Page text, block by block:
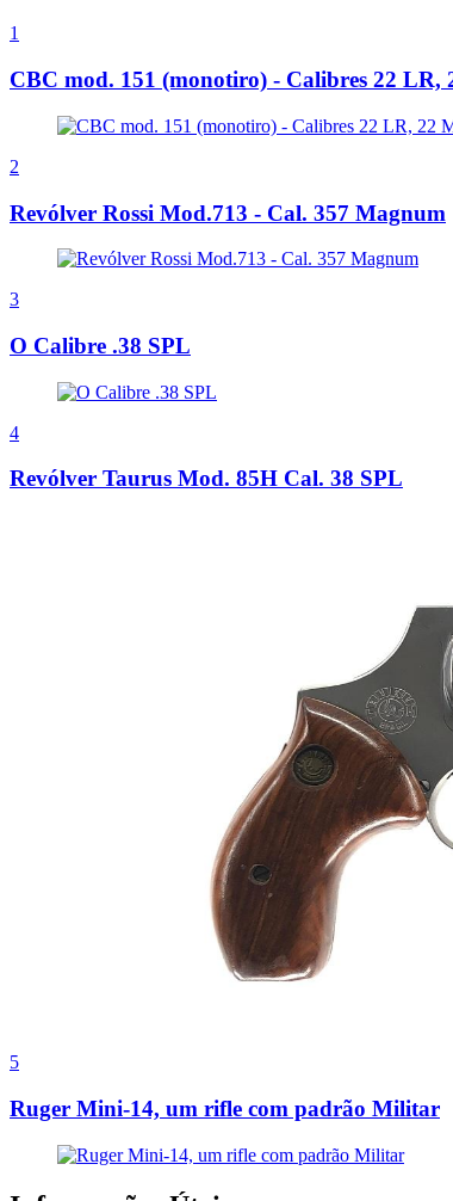
1
CBC mod. 151 (monotiro) - Calibres 22 LR,
2
Revólver Rossi Mod.713 - Cal. 357 Magnum
3
O Calibre .38 SPL
4
Revólver Taurus Mod. 85H Cal. 38 SPL
5
Ruger Mini-14, um rifle com padrão Militar